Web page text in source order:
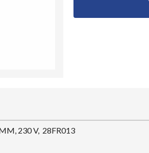
230 V, 28FR013